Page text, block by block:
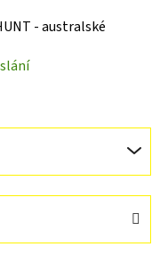
- australské